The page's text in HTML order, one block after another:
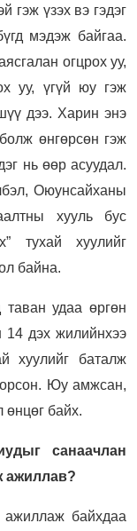
гэж үзэх вэ гэдэг
мэдэж байгаа.
огцрох уу,
уу, үгүй юу гэж
дээ. Харин энэ
өнгөрсөн гэж
нь өөр асуудал.
Оюунсайханы
хууль бус
тухай хуулийг
байна.
удаа өргөн
дэх жилийнхээ
хуулийг баталж
Юу амжсан,
өнцөг байх.
санаачлан
ажиллав?
ажиллаж байхдаа